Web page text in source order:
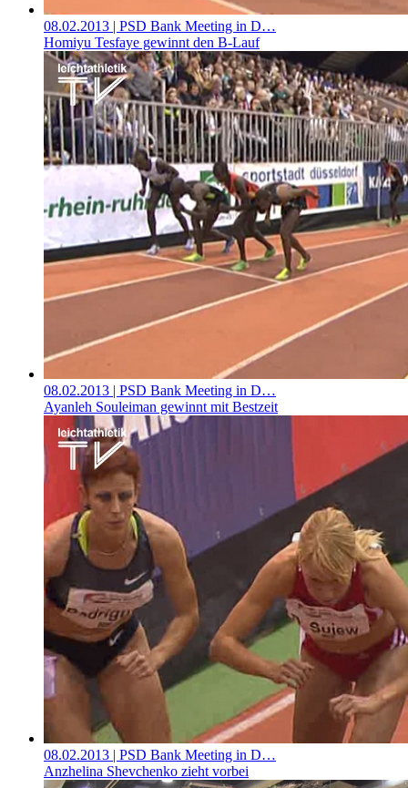
08.02.2013 | PSD Bank Meeting in D…
Homiyu Tesfaye gewinnt den B-Lauf
08.02.2013 | PSD Bank Meeting in D…
Ayanleh Souleiman gewinnt mit Bestzeit
08.02.2013 | PSD Bank Meeting in D…
Anzhelina Shevchenko zieht vorbei